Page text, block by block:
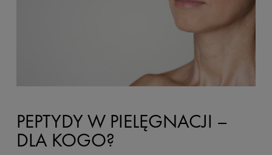
PEPTYDY W PIELĘGNACJI –
DLA KOGO?